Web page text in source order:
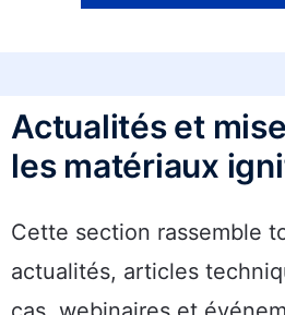
Actualités et
les matériaux
Cette section rassemble
actualités, articles